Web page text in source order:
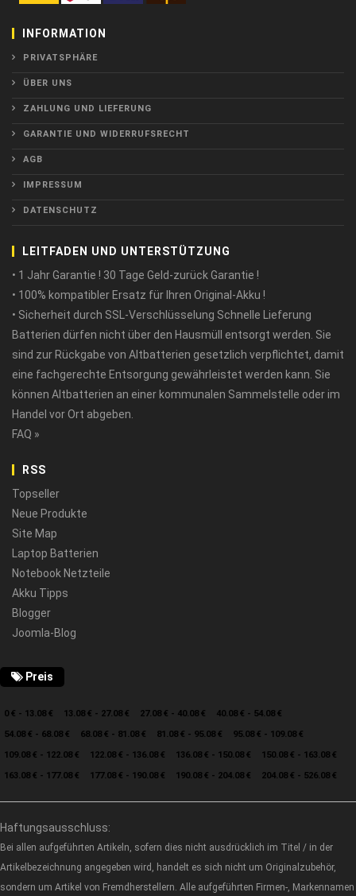
INFORMATION
PRIVATSPHÄRE
ÜBER UNS
ZAHLUNG UND LIEFERUNG
GARANTIE UND WIDERRUFSRECHT
AGB
IMPRESSUM
DATENSCHUTZ
LEITFADEN UND UNTERSTÜTZUNG
• 1 Jahr Garantie ! 30 Tage Geld-zurück Garantie !
• 100% kompatibler Ersatz für Ihren Original-Akku !
• Sicherheit durch SSL-Verschlüsselung Schnelle Lieferung
Batterien dürfen nicht über den Hausmüll entsorgt werden. Sie
sind zur Rückgabe von Altbatterien gesetzlich verpflichtet, damit
eine fachgerechte Entsorgung gewährleistet werden kann. Sie
können Altbatterien an einer kommunalen Sammelstelle oder im
Handel vor Ort abgeben.
FAQ »
RSS
Topseller
Neue Produkte
Site Map
Laptop Batterien
Notebook Netzteile
Akku Tipps
Blogger
Joomla-Blog
Preis
0 € - 13.08 € 13.08 € - 27.08 € 27.08 € - 40.08 €
40.08 € - 54.08 €
54.08 € - 68.08 €
68.08 € - 81.08 € 81.08 € - 95.08 €
95.08 € - 109.08 €
109.08 € - 122.08 €
122.08 € - 136.08 € 136.08 € - 150.08 €
150.08 € - 163.08 €
163.08 € - 177.08 €
177.08 € - 190.08 € 190.08 € - 204.08 € 204.08 € - 526.08 €
Haftungsausschluss:
Bei allen aufgeführten Artikeln, sofern dies nicht ausdrücklich im Titel / in der
Artikelbezeichnung angegeben wird, handelt es sich nicht um Originalzubehör,
sondern um Artikel von Fremdherstellern. Alle aufgeführten Firmen-, Markennamen